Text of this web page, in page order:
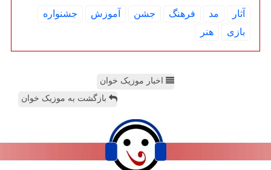
آثار مد فرهنگ جشن آموزش
جشنواره
بازی
هنر
اخبار موزیک خوان
بازگشت به موزیک خوان